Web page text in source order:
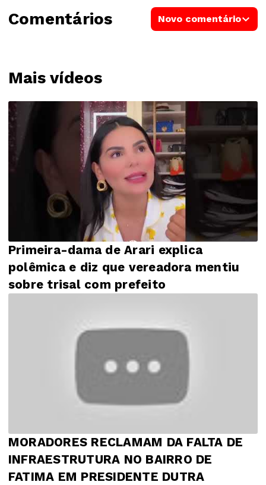
Mais vídeos
Primeira-dama de Arari explica
polêmica e diz que vereadora mentiu
sobre trisal com prefeito
MORADORES RECLAMAM DA FALTA DE
INFRAESTRUTURA NO BAIRRO DE
FATIMA EM PRESIDENTE DUTRA
Comentários Novo comentário